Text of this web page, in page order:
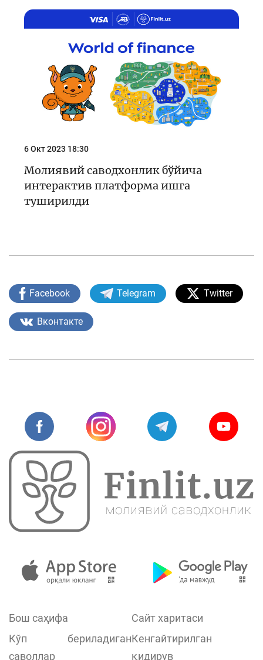
6 Окт 2023 18:30
Молиявий саводхонлик бўйича
интерактив платформа ишга
туширилди
Facebook Telegram Twitter
Вконтакте
Бош саҳифа
Сайт харитаси
Кўп бериладиган
саволлар
Кенгайтирилган
қидирув